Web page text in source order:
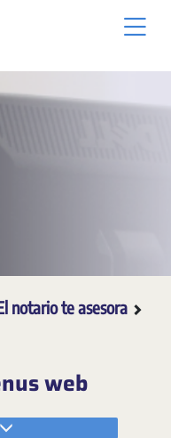
notario te asesora
web